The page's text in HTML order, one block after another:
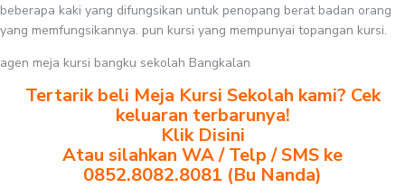
beberapa kaki yang difungsikan untuk penopang berat badan orang
yang memfungsikannya. pun kursi yang mempunyai topangan kursi.
agen meja kursi bangku sekolah Bangkalan
Tertarik beli Meja Kursi Sekolah kami? Cek
keluaran terbarunya!
Klik Disini
Atau silahkan WA / Telp / SMS ke
0852.8082.8081 (Bu Nanda)